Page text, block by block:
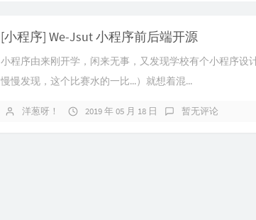
[小程序] We-Jsut 小程序前后端开源
小程序由来刚开学，闲来无事，又发现学校有个小程序设
慢慢发现，这个比赛水的一比...）就想着混...
洋葱呀！ 2019 年 05 月 18 日 暂无评论